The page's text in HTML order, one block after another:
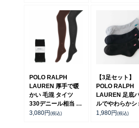
POLO RALPH
LAUREN 厚手で暖
かい 毛混 タイツ
330デニール相当 マ
チ付 ワンポイント刺
3,080円 (税込)
【3足セット】
POLO RALPH
LAUREN 足底
ルでやわらかシ
ト丈ソックス レ
1,980円(税込)